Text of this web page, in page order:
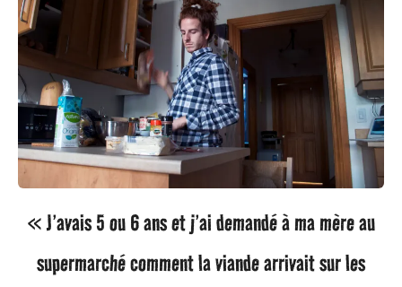
« J’avais 5 ou 6 ans et j’ai demandé à ma mère au
supermarché comment la viande arrivait sur les